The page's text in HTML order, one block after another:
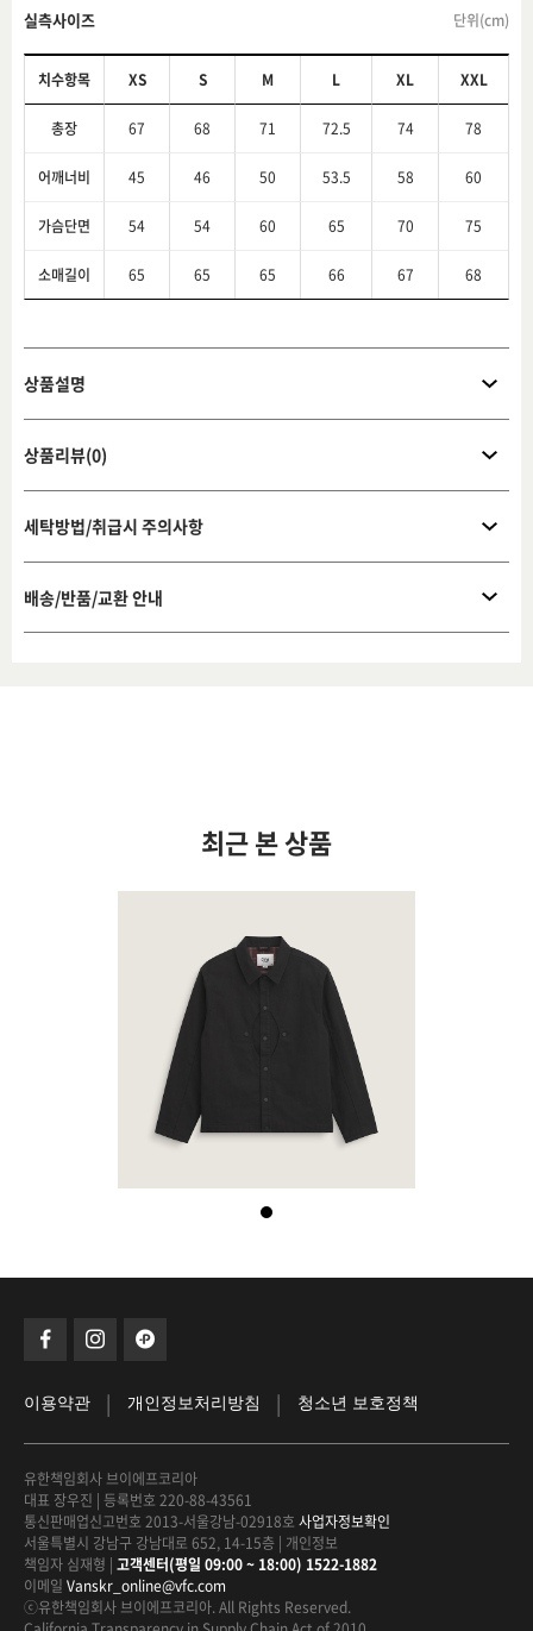
실측사이즈 단위(cm)
치수항목 XS S M L XL XXL
총장 67 68 71 72.5 74 78
어깨너비 45 46 50 53.5 58 60
가슴단면 54 54 60 65 70 75
소매길이 65 65 65 66 67 68
상품설명
상품리뷰(0)
세탁방법/취급시 주의사항
배송/반품/교환 안내
최근 본 상품
이용약관 | 개인정보처리방침 | 청소년 보호정책
유한책임회사 브이에프코리아
대표 장우진 | 등록번호 220-88-43561
통신판매업신고번호 2013-서울강남-02918호 사업자정보확인
서울특별시 강남구 강남대로 652, 14-15층 | 개인정보
책임자 심재형 | 고객센터(평일 09:00 ~ 18:00) 1522-1882
이메일 Vanskr_online@vfc.com
ⓒ유한책임회사 브이에프코리아. All Rights Reserved.